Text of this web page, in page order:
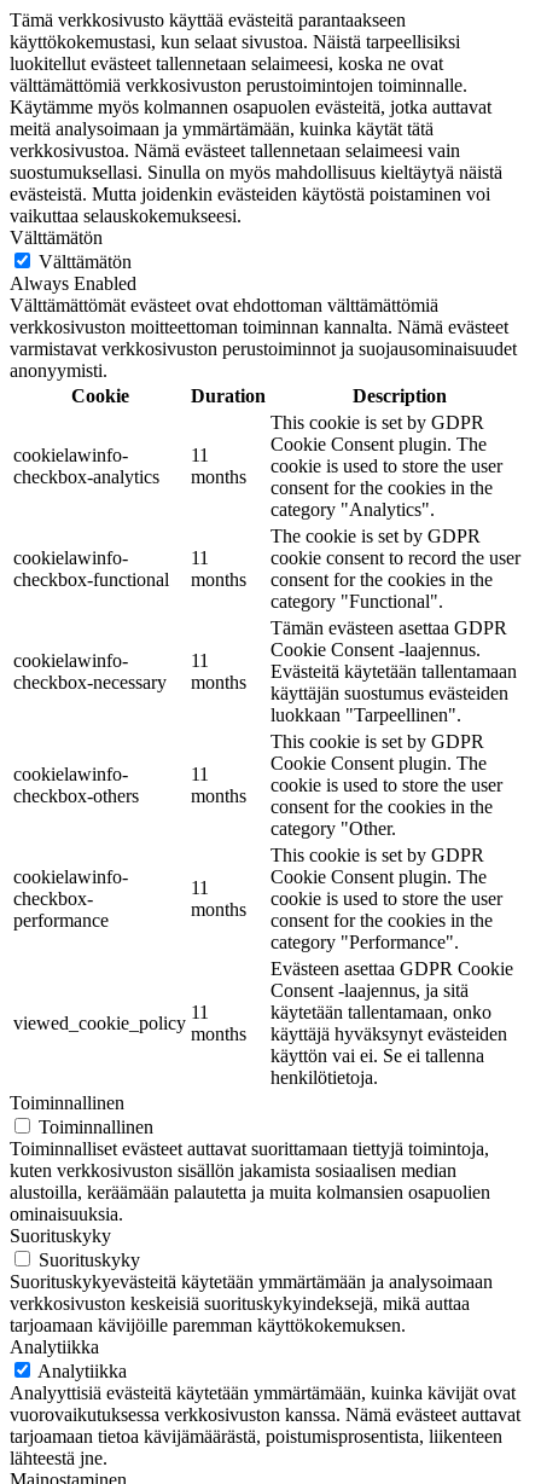
Tämä verkkosivusto käyttää evästeitä parantaakseen
käyttökokemustasi, kun selaat sivustoa. Näistä tarpeellisiksi
luokitellut evästeet tallennetaan selaimeesi, koska ne ovat
välttämättömiä verkkosivuston perustoimintojen toiminnalle.
Käytämme myös kolmannen osapuolen evästeitä, jotka auttavat
meitä analysoimaan ja ymmärtämään, kuinka käytät tätä
verkkosivustoa. Nämä evästeet tallennetaan selaimeesi vain
suostumuksellasi. Sinulla on myös mahdollisuus kieltäytyä näistä
evästeistä. Mutta joidenkin evästeiden käytöstä poistaminen voi
vaikuttaa selauskokemukseesi.
Välttämätön
Välttämätön
Always Enabled
Välttämättömät evästeet ovat ehdottoman välttämättömiä
verkkosivuston moitteettoman toiminnan kannalta. Nämä evästeet
varmistavat verkkosivuston perustoiminnot ja suojausominaisuudet
anonyymisti.
Cookie
Duration Description
cookielawinfo-
checkbox-analytics
11
months
This cookie is set by GDPR
Cookie Consent plugin. The
cookie is used to store the user
consent for the cookies in the
category "Analytics".
cookielawinfo-
checkbox-functional
11
months
The cookie is set by GDPR
cookie consent to record the user
consent for the cookies in the
category "Functional".
cookielawinfo-
checkbox-necessary
11
months
Tämän evästeen asettaa GDPR
Cookie Consent -laajennus.
Evästeitä käytetään tallentamaan
käyttäjän suostumus evästeiden
luokkaan "Tarpeellinen".
cookielawinfo-
checkbox-others
11
months
This cookie is set by GDPR
Cookie Consent plugin. The
cookie is used to store the user
consent for the cookies in the
category "Other.
cookielawinfo-
checkbox-
performance
11
months
This cookie is set by GDPR
Cookie Consent plugin. The
cookie is used to store the user
consent for the cookies in the
category "Performance".
viewed_cookie_policy
11
months
Evästeen asettaa GDPR Cookie
Consent -laajennus, ja sitä
käytetään tallentamaan, onko
käyttäjä hyväksynyt evästeiden
käyttön vai ei. Se ei tallenna
henkilötietoja.
Toiminnallinen
Toiminnallinen
Toiminnalliset evästeet auttavat suorittamaan tiettyjä toimintoja,
kuten verkkosivuston sisällön jakamista sosiaalisen median
alustoilla, keräämään palautetta ja muita kolmansien osapuolien
ominaisuuksia.
Suorituskyky
Suorituskyky
Suorituskykyevästeitä käytetään ymmärtämään ja analysoimaan
verkkosivuston keskeisiä suorituskykyindeksejä, mikä auttaa
tarjoamaan kävijöille paremman käyttökokemuksen.
Analytiikka
Analytiikka
Analyyttisiä evästeitä käytetään ymmärtämään, kuinka kävijät ovat
vuorovaikutuksessa verkkosivuston kanssa. Nämä evästeet auttavat
tarjoamaan tietoa kävijämäärästä, poistumisprosentista, liikenteen
lähteestä jne.
Mainostaminen